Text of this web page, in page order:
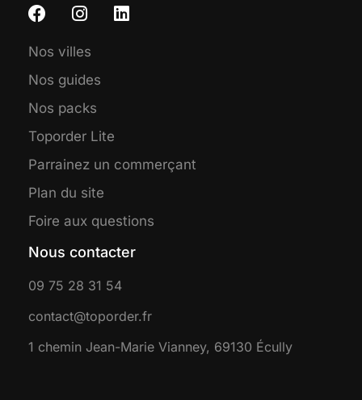
Nos villes
Nos guides
Nos packs
Toporder Lite
Parrainez un commerçant
Plan du site
Foire aux questions
Nous contacter
09 75 28 31 54
contact@toporder.fr
1 chemin Jean-Marie Vianney, 69130 Écully